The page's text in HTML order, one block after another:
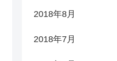
2018年8月
2018年7月